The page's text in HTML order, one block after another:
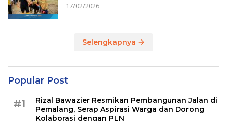
17/02/2026
Selengkapnya
Popular Post
#1
Rizal Bawazier Resmikan Pembangunan Jalan di
Pemalang, Serap Aspirasi Warga dan Dorong
Kolaborasi dengan PLN